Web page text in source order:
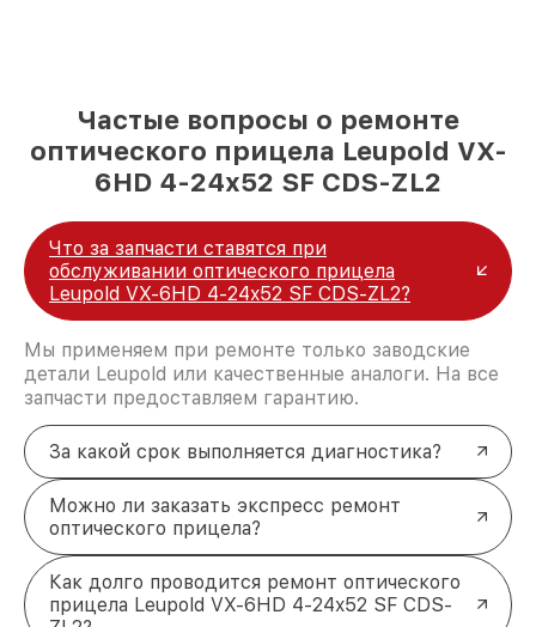
Частые вопросы о ремонте
оптического прицела Leupold VX-
6HD 4-24x52 SF CDS-ZL2
Что за запчасти ставятся при
обслуживании оптического прицела
Leupold VX-6HD 4-24x52 SF CDS-ZL2?
Мы применяем при ремонте только заводские
детали Leupold или качественные аналоги. На все
запчасти предоставляем гарантию.
За какой срок выполняется диагностика?
Можно ли заказать экспресс ремонт
оптического прицела?
Как долго проводится ремонт оптического
прицела Leupold VX-6HD 4-24x52 SF CDS-